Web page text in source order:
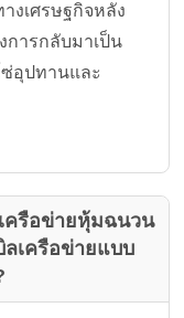
งเศรษฐกิจหลัง
การกลับมาเป็น
อุปทานและ
ครือข่ายหุ้มฉนวน
ลเครือข่ายแบบ